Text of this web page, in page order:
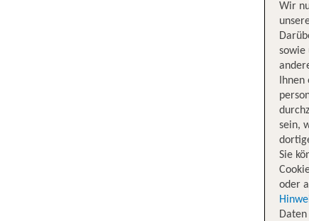
Wir
sowie
sein,
Sie
oder